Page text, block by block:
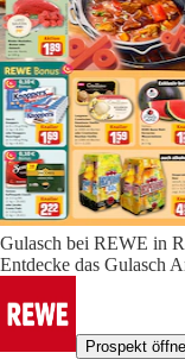
Gulasch bei REWE in
Entdecke das Gulasch
Prospekt